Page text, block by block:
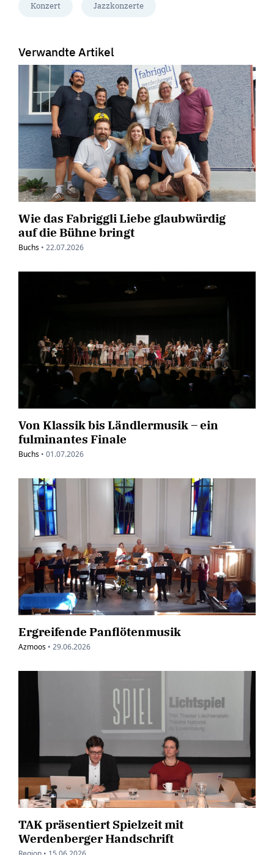
Konzert Jazzkonzerte
Verwandte Artikel
Wie das Fabriggli Liebe glaubwürdig
auf die Bühne bringt
Buchs • 22.07.2026
Von Klassik bis Ländlermusik – ein
fulminantes Finale
Buchs • 01.07.2026
Ergreifende Panflötenmusik
Azmoos • 29.06.2026
TAK präsentiert Spielzeit mit
Werdenberger Handschrift